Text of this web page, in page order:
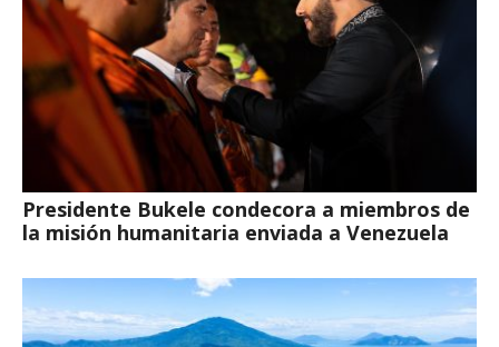
Presidente Bukele condecora a miembros de
la misión humanitaria enviada a Venezuela